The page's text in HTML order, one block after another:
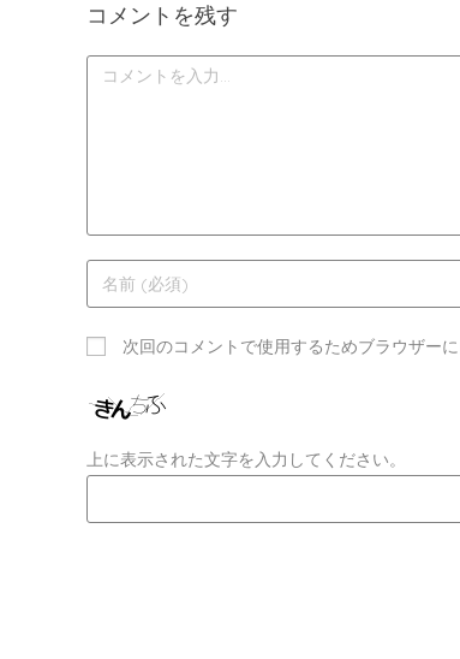
コメントを残す
次回のコメントで使用するためブラウザー
上に表示された文字を入力してください。